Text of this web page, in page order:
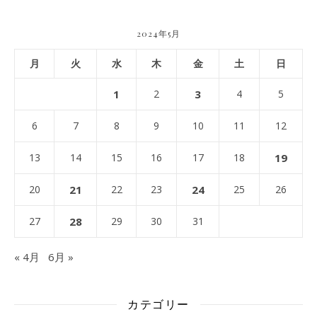
2024年5月
月 火 水 木 金 土 日
1 2 3 4 5
6 7 8 9 10 11 12
13 14 15 16 17 18 19
20 21 22 23 24 25 26
27 28 29 30 31
« 4月 6月 »
カテゴリー